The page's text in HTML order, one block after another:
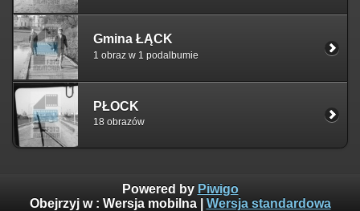
Gmina ŁĄCK
1 obraz w 1 podalbumie
PŁOCK
18 obrazów
Powered by Piwigo
Obejrzyj w : Wersja mobilna| Wersja standardowa